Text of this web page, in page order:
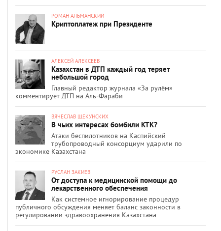
РОМАН АЛЬМАНСКИЙ
Криптоплатеж при Президенте
АЛЕКСЕЙ АЛЕКСЕЕВ
Казахстан в ДТП каждый год теряет
небольшой город
Главный редактор журнала «За рулём»
комментирует ДТП на Аль-Фараби
ВЯЧЕСЛАВ ЩЕКУНСКИХ
В чьих интересах бомбили КТК?
Атаки беспилотников на Каспийский
трубопроводный консорциум ударили по
экономике Казахстана
РУСЛАН ЗАКИЕВ
От доступа к медицинской помощи до
лекарственного обеспечения
Как системное игнорирование процедур
публичного обсуждения меняет баланс законности в
регулировании здравоохранения Казахстана